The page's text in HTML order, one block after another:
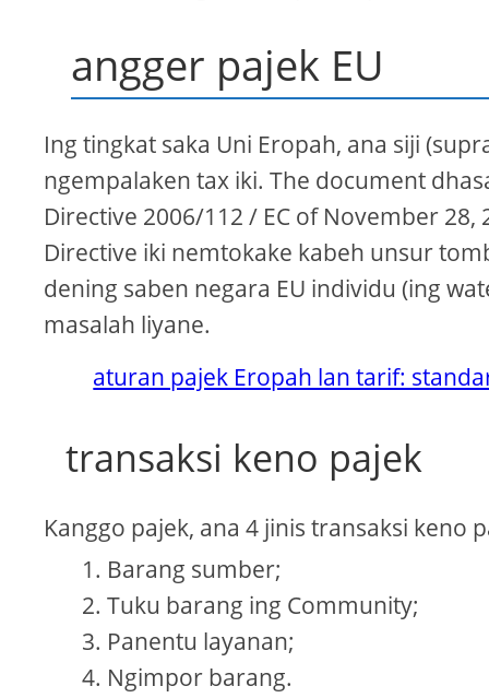
angger pajek EU
Ing tingkat saka Uni Eropah, ana siji
ngempalaken tax iki. The document
Directive 2006/112 / EC of November
Directive iki nemtokake kabeh unsur
dening saben negara EU individu (ing
masalah liyane.
aturan pajek Eropah lan tarif:
transaksi keno pajek
Kanggo pajek, ana 4 jinis transaksi keno
Barang sumber;
Tuku barang ing Community;
Panentu layanan;
Ngimpor barang.